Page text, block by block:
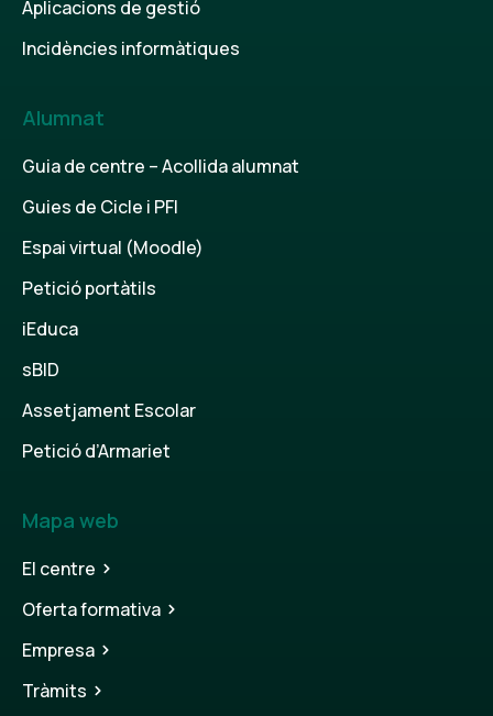
Aplicacions de gestió
Incidències informàtiques
Alumnat
Guia de centre – Acollida alumnat
Guies de Cicle i PFI
Espai virtual (Moodle)
Petició portàtils
iEduca
sBID
Assetjament Escolar
Petició d’Armariet
Mapa web
El centre
Oferta formativa
Empresa
Tràmits